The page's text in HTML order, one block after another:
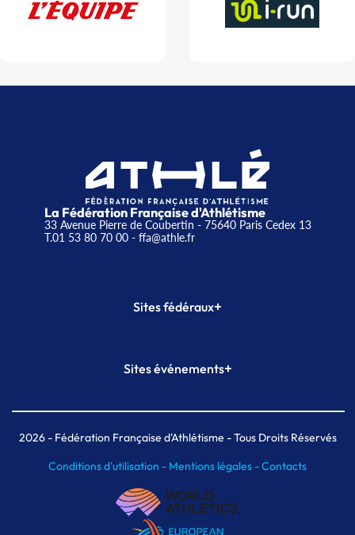
La Fédération Française d'Athlétisme
33 Avenue Pierre de Coubertin - 75640 Paris Cedex 13
T.01 53 80 70 00- ffa@athle.fr
Sites fédéraux+
Plateforme Formation
Sites événements+
Meeting de Paris indoor
MAIF Ekiden de Paris
2026- Fédération Française d'Athlétisme - Tous Droits Réservés
Conditions d'utilisation - Mentions légales -Contacts